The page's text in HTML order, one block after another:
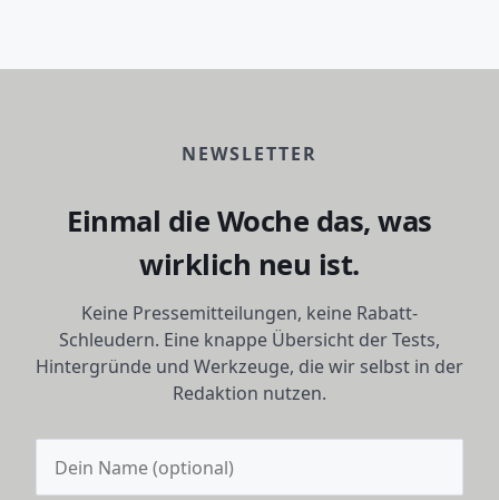
NEWSLETTER
Einmal die Woche das, was
wirklich neu ist.
Keine Pressemitteilungen, keine Rabatt-
Schleudern. Eine knappe Übersicht der Tests,
Hintergründe und Werkzeuge, die wir selbst in der
Redaktion nutzen.